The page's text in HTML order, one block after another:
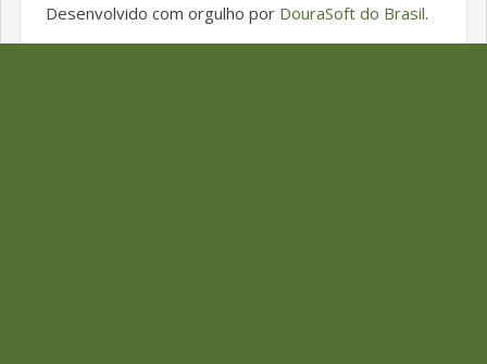
Desenvolvido com orgulho por DouraSoft do Brasil.